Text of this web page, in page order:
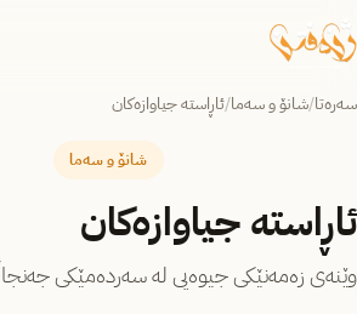
سەرەتا/شانۆ و سەما/ئاڕاستە جیاوازەکان
شانۆ و سەما
ئاڕاستە جیاوازەکان
وێنەی زەمەنێکی جیوەیی لە سەردەمێکی